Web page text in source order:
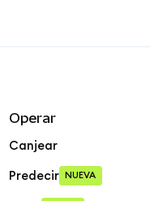
Operar
Canjear
Predecir NUEVA